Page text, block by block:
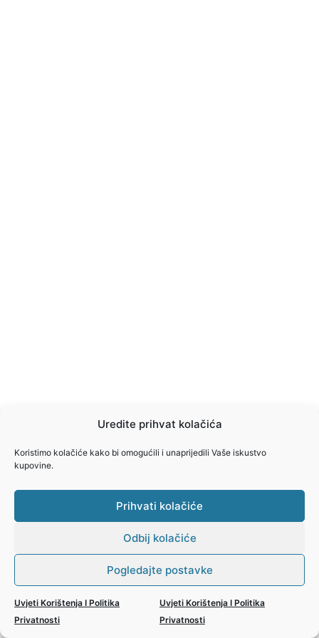
Uredite prihvat kolačića
Koristimo kolačiće kako bi omogućili i unaprijedili Vaše iskustvo
kupovine.
Prihvati kolačiće
Odbij kolačiće
Pogledajte postavke
Uvjeti Korištenja I Politika
Privatnosti
Uvjeti Korištenja I Politika
Privatnosti